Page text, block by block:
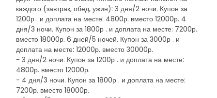
каждого (завтрак, обед, ужин): 3 дня/2 ночи. Купон за
1200р . и доплата на месте: 4800р. вместо 12000р. 4
дня/3 ночи. Купон за 1800р . и доплата на месте: 7200р.
вместо 18000р. 6 дней/5 ночей. Купон за 3000р . и
доплата на месте: 12000р. вместо 30000р.
- 3 дня/2 ночи. Купон за 1200р . и доплата на месте:
4800р. вместо 12000р.
- 4 дня/3 ночи. Купон за 1800р . и доплата на месте:
7200р. вместо 18000р.